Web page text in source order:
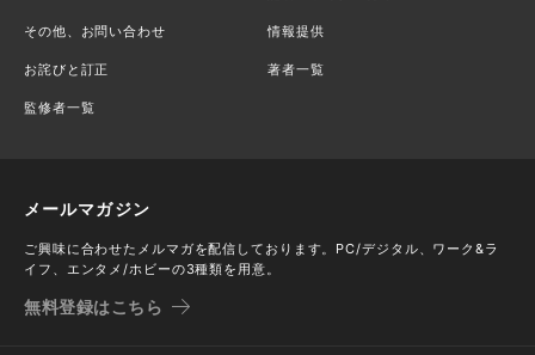
その他、お問い合わせ 情報提供
お詫びと訂正 著者一覧
監修者一覧
メールマガジン
ご興味に合わせたメルマガを配信しております。PC/デジタル、ワーク&ラ
イフ、エンタメ/ホビーの3種類を用意。
無料登録はこちら